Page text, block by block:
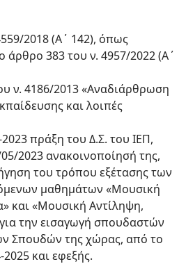
2018 (Α΄ 142), όπως
άρθρο 383 του ν. 4957/2022 (Α΄
ν. 4186/2013 «Αναδιάρθρωση
και λοιπές
πράξη του Δ.Σ. του ΙΕΠ,
2023 ανακοινοποίησή της,
του τρόπου εξέτασης των
μαθημάτων «Μουσική
και «Μουσική Αντίληψη,
την εισαγωγή σπουδαστών
Σπουδών της χώρας, από το
και εφεξής.